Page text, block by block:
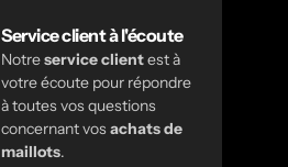
Service client à l'écoute
Notreservice clientest à
votre écoute pour répondre
à toutes vos questions
concernant vosachats de
maillots.